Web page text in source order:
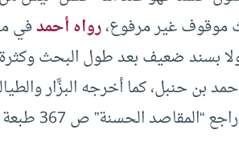
موقوف غير مرفوع،رواه أحمدفي
بسند ضعيف بعد طول البحث
بن حنبل، كما أخرجه البزَّار
الحسنة” ص 367 طبعة دار الأدب العرب.